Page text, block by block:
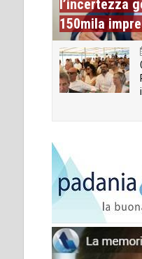
l’incertezza
150mila